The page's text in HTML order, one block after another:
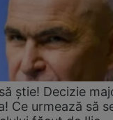
știe! Decizie
Ce urmează să